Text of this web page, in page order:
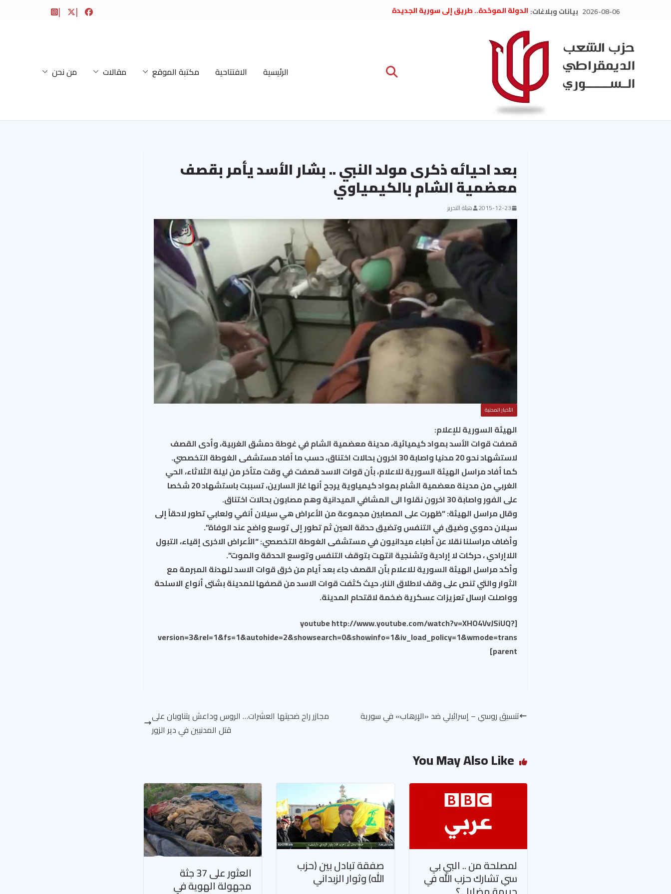
2026-08-06 بيانات وبلاغات: الدولة الموحّدة.. طريق إلى سورية الجديدة
تعزية بوفاة المناضل حسن عبدالعظيم الأمين
العام السابق لحزب الاتحاد الاشتراكي العربي
الديمقراطي
بلاغ صادر عن اجتماع اللجنة المركزية نيسان
الحرب الأمريكية الإسرائيلية على نظام الملالي
في إيران .. بيان من حزب الشعب الديمقراطي
السوري
الرئيسية الافتتاحية مكتبة الموقع مقالات من نحن
بعد احيائه ذكرى مولد النبي .. بشار الأسد يأمر بقصف
معضمية الشام بالكيمياوي
2015-12-23 هيئة التحرير
الأخبار المحلية
الهيئة السورية للإعلام:
قصفت قوات الأسد بمواد كيميائية، مدينة معضمية الشام في غوطة دمشق الغربية، وأدى القصف
لاستشهاد نحو 20 مدنيا واصابة 30 اخرون بحالات اختناق، حسب ما أفاد مستشفى الغوطة التخصصي.
كما أفاد مراسل الهيئة السورية للاعلام، بأن قوات الاسد قصفت في وقت متأخر من ليلة الثلاثاء، الحي
الغربي من مدينة معضمية الشام بمواد كيمياوية يرجح أنها غاز السارين، تسببت باستشهاد 20 شخصا
على الفور واصابة 30 اخرون نقلوا الى المشافي الميدانية وهم مصابون بحالات اختناق.
وقال مراسل الهيئة: “ظهرت على المصابين مجموعة من الأعراض هي سيلان أنفي ولعابي تطور لاحقاً إلى
سيلان دموي وضيق في التنفس وتضيق حدقة العين ثم تطور إلى توسع واضح عند الوفاة”.
وأضاف مراسلنا نقلا عن أطباء ميدانيون في مستشفى الغوطة التخصصي: “الأعراض الاخرى إقياء، التبول
اللاإرادي ، حركات لا إرادية وتشنجية انتهت بتوقف التنفس وتوسع الحدقة والموت”.
وأكد مراسل الهيئة السورية للاعلام بأن القصف جاء بعد أيام من خرق قوات الاسد للهدنة المبرمة مع
الثوار والتي تنص على وقف لاطلاق النار، حيث كثفت قوات الاسد من قصفها للمدينة بشتى أنواع الاسلحة
وواصلت ارسال تعزيزات عسكرية ضخمة لاقتحام المدينة.
[youtube http://www.youtube.com/watch?v=XHO4VvJSiUQ?
version=3&rel=1&fs=1&autohide=2&showsearch=0&showinfo=1&iv_load_policy=1&wmode=trans
parent]
تنسيق روسي – إسرائيلي ضد «الإرهاب» في سورية
مجازر راح ضحيتها العشرات… الروس وداعش يتناوبان على
قتل المدنيين في دير الزور
You May Also Like
لمصلحة من .. البي بي
سي تشارك حزب الله في
صفقة تبادل بين (حزب
الله) وثوار الزبداني العثور على 37 جثة
مجهولة الهوية في